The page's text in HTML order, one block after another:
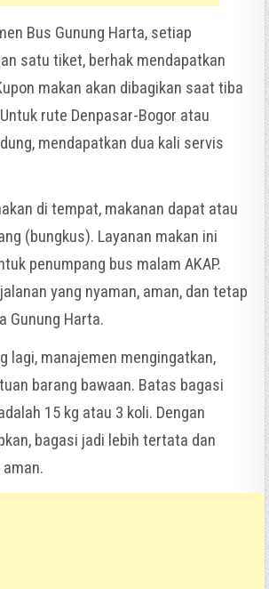
Bus Gunung Harta, setiap
satu tiket, berhak mendapatkan
makan akan dibagikan saat tiba
rute Denpasar-Bogor atau
mendapatkan dua kali servis
di tempat, makanan dapat atau
(bungkus). Layanan makan ini
penumpang bus malam AKAP.
yang nyaman, aman, dan tetap
Gunung Harta.
lagi, manajemen mengingatkan,
barang bawaan. Batas bagasi
15 kg atau 3 koli. Dengan
bagasi jadi lebih tertata dan